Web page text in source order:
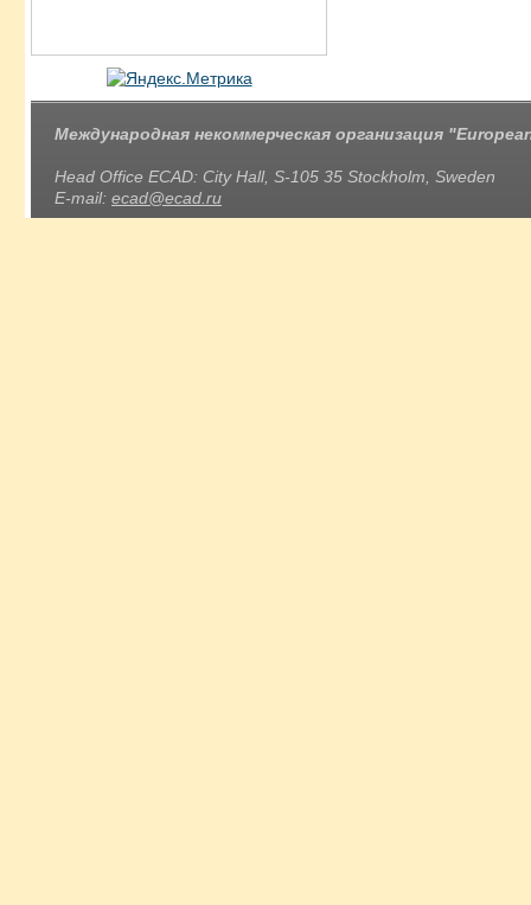
Международная некоммерческая организация
Head Office ECAD: City Hall, S-105 35 Stockholm, Sweden
E-mail: ecad@ecad.ru